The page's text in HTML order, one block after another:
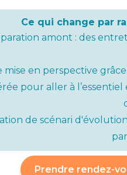
Ce qui change par
amont : des
mise en perspective
pour aller à
de scénari
Prendre rendez-